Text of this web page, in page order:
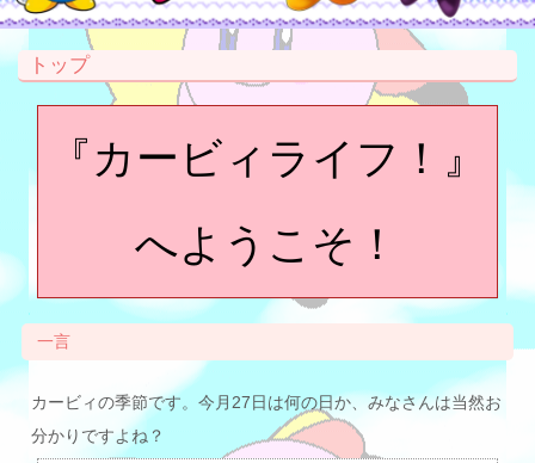
トップ
『カービィライフ！』
へようこそ！
一言
カービィの季節です。今月27日は何の日か、みなさんは当然お
分かりですよね？